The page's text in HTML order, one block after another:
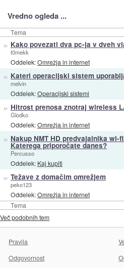
Vredno ogleda ...
Tema
Tema
» Kako povezati dva pc-ja v dveh
t0mekk
Oddelek:Omrežja in internet
» Kateri operacijski sistem
melvin
Oddelek:Operacijski sistemi
» Hitrost prenosa znotraj wireless
Glodko
Oddelek:Omrežja in internet
» Nakup NMT HD predvajalnika
Katerega priporočate danes?
Percusso
Oddelek: Kaj kupiti
» Težave z domačim omrežjem
peko123
Oddelek:Omrežja in internet
Več podobnih tem
Pravila
Odgovornost